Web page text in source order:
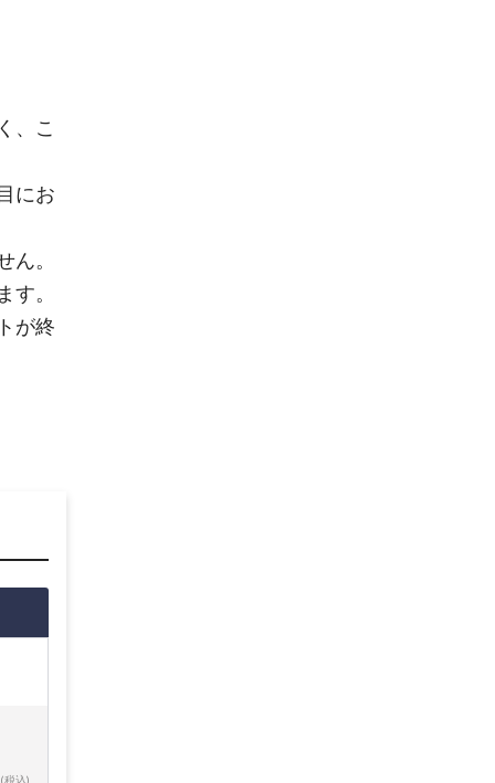
、こ
にお
。
。
が終
(税込)